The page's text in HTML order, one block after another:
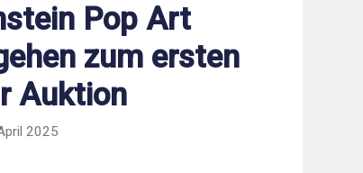
Pop Art
zum ersten
Auktion
2025